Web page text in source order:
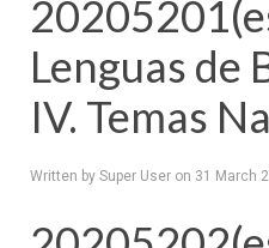
Lenguas de
IV. Temas
Written by Super User on 31 March